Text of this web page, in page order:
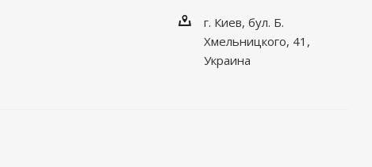
г. Киев, бул. Б.
Хмельницкого, 41,
Украина